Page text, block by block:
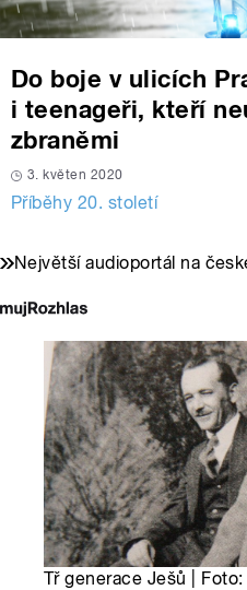
Do boje v ulicích
i teenageři, kteří
zbraněmi
3. květen 2020
Příběhy 20. století
Největší audioportál na
Tř generace Ješů | Foto: